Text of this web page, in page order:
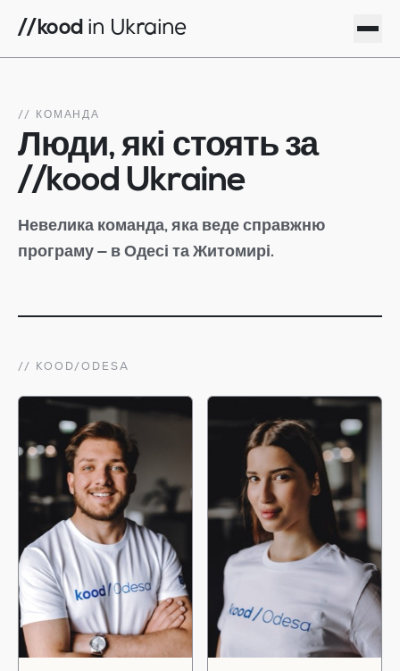
//kood in Ukraine
програма
блог
команда
увійти · Житомир
// КОМАНДА
Люди, які стоять за
//kood Ukraine
Невелика команда, яка веде справжню
програму — в Одесі та Житомирі.
// KOOD/ODESA